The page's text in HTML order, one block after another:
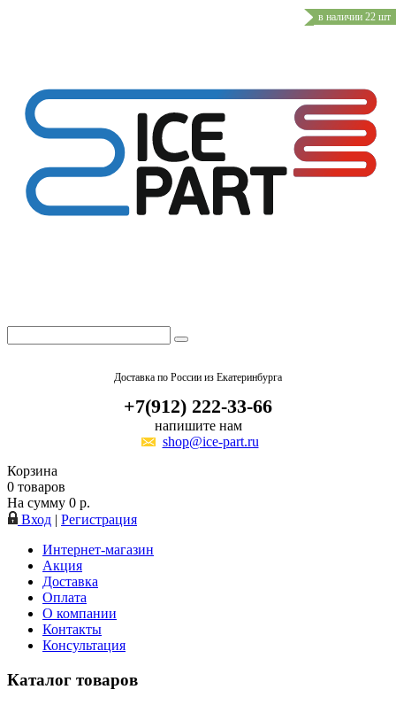
Доставка по России из Екатеринбурга
+7(912) 222-33-66
напишите нам
shop@ice-part.ru
Корзина
0 товаров
На сумму 0 р.
Вход | Регистрация
Интернет-магазин
Акция
Доставка
Оплата
О компании
Контакты
Консультация
Каталог товаров
в наличии 22 шт